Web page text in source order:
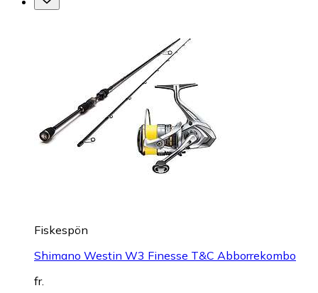
Fiskespön
Shimano Westin W3 Finesse T&C Abborrekombo
fr.